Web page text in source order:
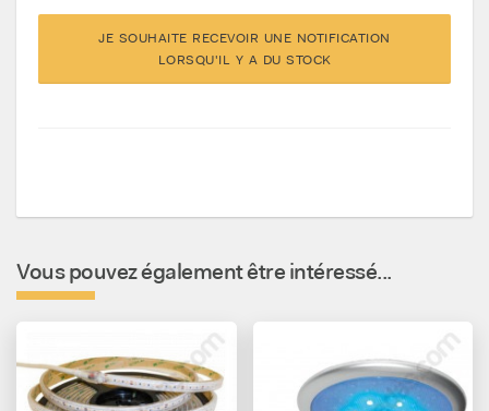
JE SOUHAITE RECEVOIR UNE NOTIFICATION
LORSQU'IL Y A DU STOCK
Vous pouvez également être intéressé...